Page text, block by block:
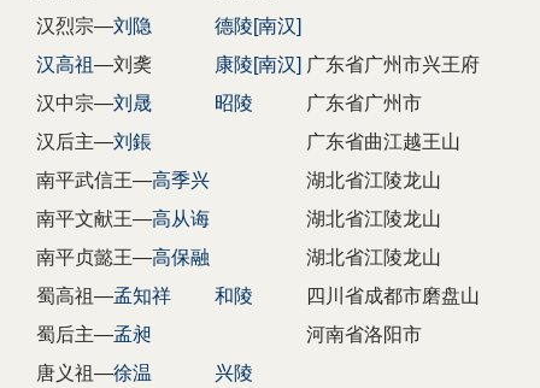
汉烈宗—刘隐
德陵[南汉]
汉高祖—刘䶮 康陵[南汉] 广东省广州市兴王府
汉中宗—刘晟 昭陵
广东省广州市
汉后主—刘鋹
广东省曲江越王山
南平武信王—高季兴
湖北省江陵龙山
南平文献王—高从诲
湖北省江陵龙山
南平贞懿王—高保融
湖北省江陵龙山
蜀高祖—孟知祥 和陵
四川省成都市磨盘山
蜀后主—孟昶
河南省洛阳市
唐义祖—徐温
兴陵